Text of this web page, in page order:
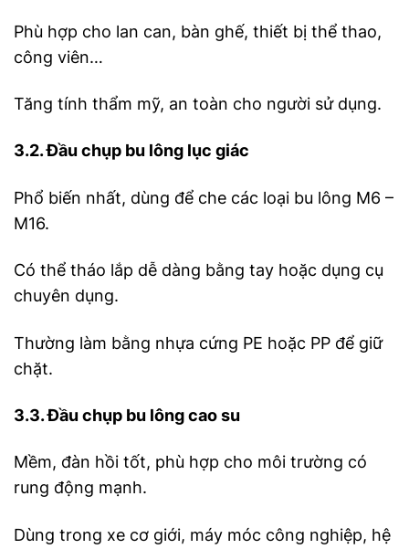
Phù hợp cho lan can, bàn ghế, thiết bị thể thao,
công viên…
Tăng tính thẩm mỹ, an toàn cho người sử dụng.
3.2. Đầu chụp bu lông lục giác
Phổ biến nhất, dùng để che các loại bu lông M6 –
M16.
Có thể tháo lắp dễ dàng bằng tay hoặc dụng cụ
chuyên dụng.
Thường làm bằng nhựa cứng PE hoặc PP để giữ
chặt.
3.3. Đầu chụp bu lông cao su
Mềm, đàn hồi tốt, phù hợp cho môi trường có
rung động mạnh.
Dùng trong xe cơ giới, máy móc công nghiệp, hệ